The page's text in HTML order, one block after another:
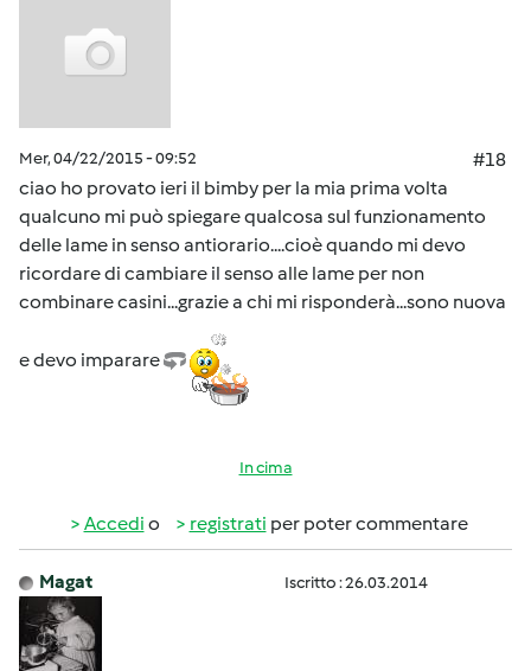
Mer, 04/22/2015 - 09:52
#18
ciao ho provato ieri il bimby per la mia prima volta
qualcuno mi può spiegare qualcosa sul funzionamento
delle lame in senso antiorario....cioè quando mi devo
ricordare di cambiare il senso alle lame per non
combinare casini...grazie a chi mi risponderà...sono nuova
e devo imparare
In cima
Accedi o registrati per poter commentare
Magat Iscritto : 26.03.2014